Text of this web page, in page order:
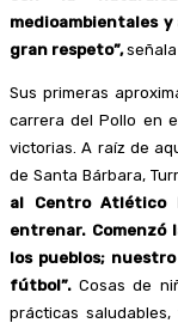
medioambientales
gran respeto”,señala
Sus primeras
carrera del Pollo en
victorias. A raíz de
de Santa Bárbara,
al Centro Atlético
entrenar. Comenzó
los pueblos;
fútbol”. Cosas de
prácticas